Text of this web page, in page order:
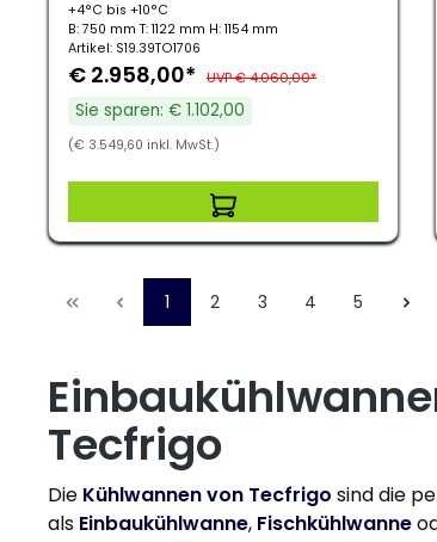
+4°C bis +10°C
B: 750 mm T: 1122 mm H: 1154 mm
Artikel: S19.39TO1706
€ 2.958,00* UVP € 4.060,00*
Sie sparen: € 1.102,00
(€ 3.549,60 inkl. MwSt.)
1 2 3 4 5
Tecfrigo
Die Kühlwannen von Tecfrigo sind die
als Einbaukühlwanne, Fischkühlwanne